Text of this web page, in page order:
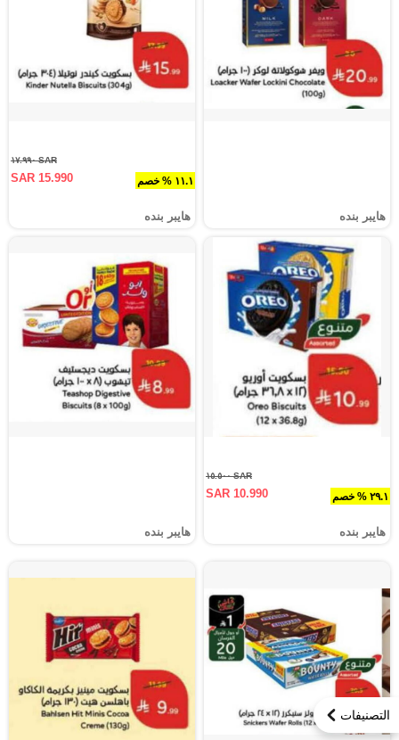
التصنيفات
هايبر بنده
١١.١ % خصم
SAR ١٧.٩٩٠
SAR 15.990
هايبر بنده
٢٩.١ % خصم
SAR ١٥.٥٠٠
SAR 10.990
هايبر بنده هايبر بنده